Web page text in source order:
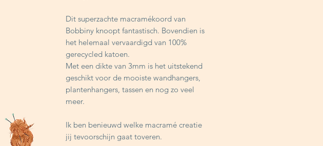
Dit superzachte macramékoord van
Bobbiny knoopt fantastisch. Bovendien is
het helemaal vervaardigd van 100%
gerecycled katoen.
Met een dikte van 3mm is het uitstekend
geschikt voor de mooiste wandhangers,
plantenhangers, tassen en nog zo veel
meer.
Ik ben benieuwd welke macramé creatie
jij tevoorschijn gaat toveren.